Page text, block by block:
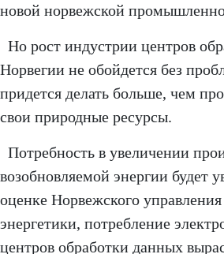
новой норвежской
Но рост индустрии центров
Норвегии не обойдется без
придется делать больше, чем
свои природные ресурсы.
Потребность в увеличении
возобновляемой энергии будет
оценке Норвежского
энергетики, потребление
центров обработки данных